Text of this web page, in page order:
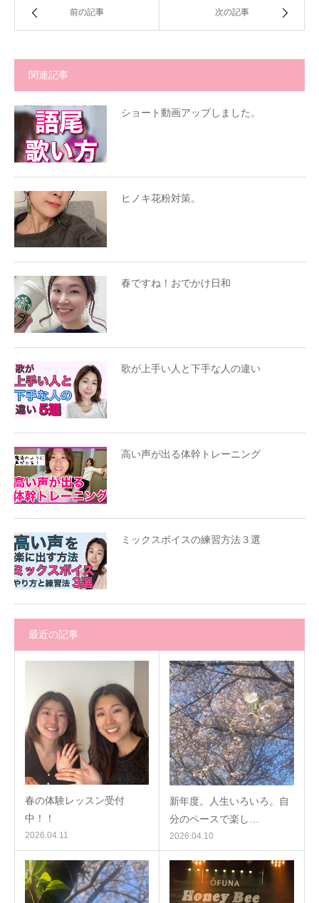
前の記事 次の記事
関連記事
ショート動画アップしました。
ヒノキ花粉対策。
春ですね！おでかけ日和
歌が上手い人と下手な人の違い
高い声が出る体幹トレーニング
ミックスボイスの練習方法３選
最近の記事
春の体験レッスン受付
中！！
2026.04.11
新年度。人生いろいろ。自
分のペースで楽し…
2026.04.10